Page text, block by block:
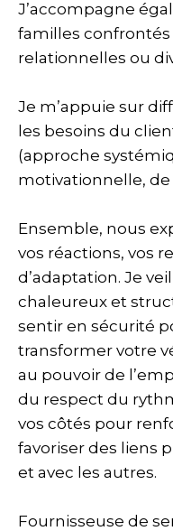
J’accompagne
familles confrontés
relationnelles ou
Je m’appuie sur
les besoins du
(approche
motivationnelle,
Ensemble, nous
vos réactions, vos
d’adaptation. Je
chaleureux et
sentir en sécurité
transformer votre
au pouvoir de
du respect du
vos côtés pour
favoriser des liens
et avec les autres.
Fournisseuse de